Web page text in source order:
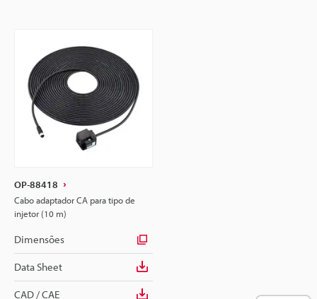
OP-88418
Cabo adaptador CA para tipo de
injetor (10 m)
Dimensões
Data Sheet
CAD / CAE